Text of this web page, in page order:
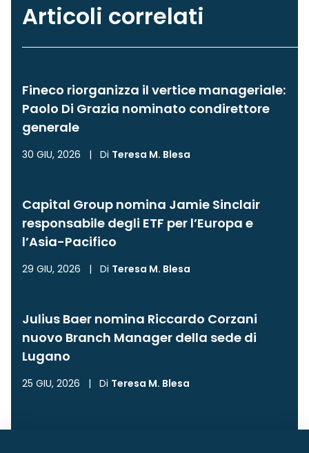
Articoli correlati
Fineco riorganizza il vertice manageriale:
Paolo Di Grazia nominato condirettore
generale
30 GIU, 2026 | Di Teresa M. Blesa
Capital Group nomina Jamie Sinclair
responsabile degli ETF per l’Europa e
l’Asia-Pacifico
29 GIU, 2026 | Di Teresa M. Blesa
Julius Baer nomina Riccardo Corzani
nuovo Branch Manager della sede di
Lugano
25 GIU, 2026 | Di Teresa M. Blesa